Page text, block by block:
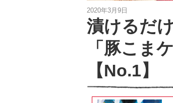
2020年3月9日
漬けるだ
「豚こま
【No.1】